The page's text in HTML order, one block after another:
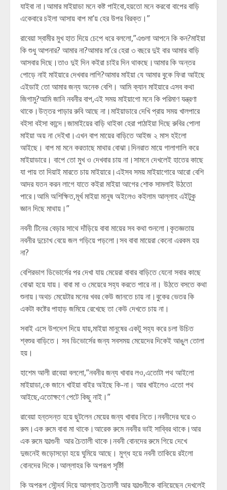
যাইবা না।আমার মাইয়াডা মনে কষ্ট পাইবো,হয়তো মনে করবো বাপের বাড়ি
একেবারে চইলা আসায় বাপ মা’য় হের উপর বিরক্ত।”
রাবেয়া স্বামীর মুখ হাত দিয়ে চেপে ধরে বললো,”এগুলা আপনে কি কন?মাইয়া
কি শুধু আপনার? আমার না?আমার মা’রে হেরা ৩ বছরে দুই বার আমার বাড়ি
আসবার দিছে।তাও দুই দিন কইরা চাইর দিন থাকছে।আমার কি অন্তর
পোড়ে নাই মাইয়ারে দেখবার লাগি?আমার মাইয়া যে আমার বুকে ফিরা আইছে
এইডাই তো আমার জন্য অনেক বেশি। আমি ক্যান মাইয়ারে এসব কথা
জিগামু?আমি জানি নবনীর বাপ,এই সময় মাইয়াগো মনে কি পরিমাণ যন্ত্রণা
থাকে।উত্তর পাড়ার রুবি আছে না।মাইয়াডারে দেখি প্রায় সময় খালপারে
বইসা বইসা কান্দে।জামাইয়ের বাড়ি থাইকা হেরা পাঠাইয়া দিছে রুবির পোলা
মাইয়া অয় না দেইখা।এখন বাপ মায়ের বাড়িতে আইজ ২ মাস হইলো
আইছে। বাপ মা মনে করতাছে মাথার বোঝা।দিনরাত মায়ে গালাগালি করে
মাইয়াডারে। বাপে তো মুখ ও দেখবার চায় না।সামনে দেখলেই হাতের কাছে
যা পায় তা দিয়াই মারতে চায় মাইয়ারে।এইসব সময় মাইয়াগোরে আরো বেশি
আদর যতন করন লাগে যাতে কইরা মাইয়া আগের শোক সামলাই উঠতো
পারে।আমি অশিক্ষিত,মূর্খ মাইয়া মানুষ অইলেও কইলাম আল্লাহ এইটুকু
জ্ঞান দিছে মাথায়।”
নবনী টিনের বেড়ার সাথে দাঁড়িয়ে বাবা মায়ের সব কথা শুনলো।কৃতজ্ঞতায়
নবনীর দুচোখ বেয়ে জল গড়িয়ে পড়লো।সব বাবা মায়েরা কেনো এরকম হয়
না?
বেশিরভাগ ডিভোর্সের পর দেখা যায় মেয়েরা বাবার বাড়িতে যেনো সবার কাছে
বোঝা হয়ে যায়। বাবা মা ও মেয়েরে সহ্য করতে পারে না। উঠতে বসতে কথা
শুনায়।অথচ মেয়েটার মনের খবর কেউ জানতে চায় না।বুকের ভেতর কি
একটা কষ্টের পাহাড় জমিয়ে রেখেছে তা কেউ দেখতে চায় না।
সবাই এসে উপদেশ দিয়ে যায়,মাইয়া মানুষের একটু সহ্য করে চলা উচিত
শ্বশুর বাড়িতে। সব ডিভোর্সের জন্য সবসময় মেয়েদের দিকেই আঙুল তোলা
হয়।
হাশেম আলী রাবেয়া বললো,”নবনীর জন্য খাবার লও,এতোটা পথ আইলো
মাইয়াডা,কে জানে খাইয়া বাইর অইছে কি-না। আর খাইলেও এতো পথ
আইছে,এতোক্ষণে পেটে কিছু নাই।”
রাবেয়া হন্তদন্ত হয়ে ছুটলেন মেয়ের জন্য খাবার নিতে।নবনীদের ঘরে ৩
রুম।এক রুমে বাবা মা থাকে।আরেক রুমে নবনীর ভাই সাব্বির থাকে।আর
এক রুমে ফাল্গুনী আর চৈতালী থাকে।নবনী বোনদের রুমে গিয়ে দেখে
দুজনেই জড়োসড়ো হয়ে ঘুমিয়ে আছে। মুগ্ধ হয়ে নবনী তাকিয়ে রইলো
বোনদের দিকে।আল্লাহর কি অপরূপ সৃষ্টি!
কি অপরূপ সৌন্দর্য দিয়ে আল্লাহ চৈতালী আর ফাল্গুনীকে বানিয়েছেন দেখলেই